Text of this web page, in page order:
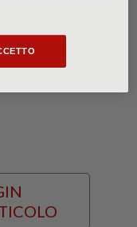
è evoluta
di tutta la